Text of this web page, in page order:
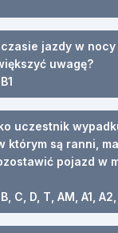
jazdy w nocy
uwagę?
uczestnik
którym są ranni,
pojazd w
C, D, T, AM, A1, A2,